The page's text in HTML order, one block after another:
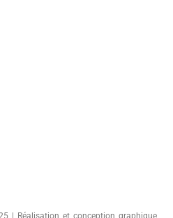
| Réalisation et conception graphique